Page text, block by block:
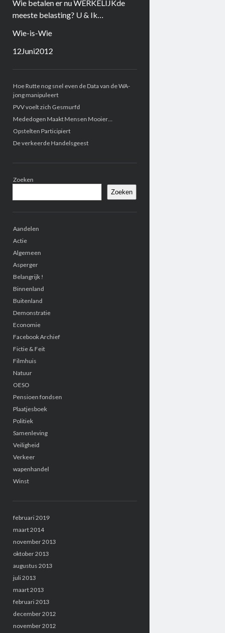
Wie betalen er nu WERKELIJKde
meeste belasting? U & Ik…
Wie-is-Wie
12Juni2012
Hoe Rutte nog snel even de Data van de WA-
jong manipuleert
PVV voelt zich Gesmurfd
Mededogen Maakt Mensen Mooier…
Opstelten Participiert
De verkeerde Handelsgeest
Zoeken
Zoeken
Aandelen
Actie
Algemeen
Asperger
Belangrijk !
Binnenland
Buitenland
Demonstratie
Economie
Facebook Archief
Fictie & Feit
Filmhuis
Natuur
OESO
Pensioen fondsen
Plaatjesboek
Politiek
Samenleving
Veiligheid
Verkeer
wapenhandel
Winst
februari 2019
maart 2014
november 2013
oktober 2013
augustus 2013
juli 2013
maart 2013
februari 2013
december 2012
november 2012